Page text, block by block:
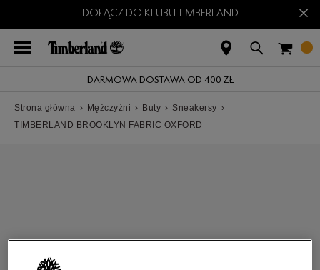
DOŁĄCZ DO KLUBU TIMBERLAND ×
DARMOWA DOSTAWA OD 400 ZŁ
Strona główna › Mężczyźni › Buty › Sneakersy ›
TIMBERLAND BROOKLYN FABRIC OXFORD